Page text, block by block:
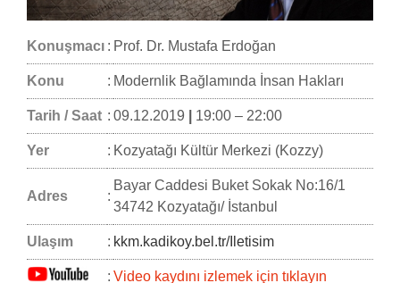
Konuşmacı : Prof. Dr. Mustafa Erdoğan
Konu : Modernlik Bağlamında İnsan Hakları
Tarih / Saat : 09.12.2019 19:00 – 22:00
Yer : Kozyatağı Kültür Merkezi (Kozzy)
Adres :
Bayar Caddesi Buket Sokak No:16/1
34742 Kozyatağı/ İstanbul
Ulaşım : kkm.kadikoy.bel.tr/Iletisim
: Video kaydını izlemek için tıklayın